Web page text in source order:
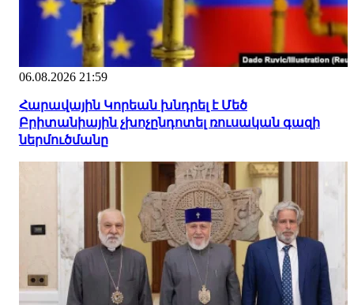
06.08.2026 21:59
Հարավային Կորեան խնդրել է Մեծ
Բրիտանիային չխոչընդոտել ռուսական գազի
ներմուծմանը